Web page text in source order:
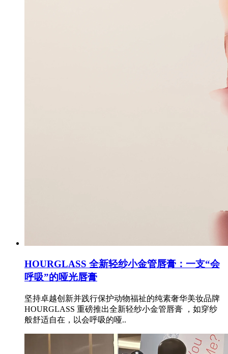
HOURGLASS 全新轻纱小金管唇膏：一支“会
呼吸”的哑光唇膏
坚持卓越创新并践行保护动物福祉的纯素奢华美妆品牌
HOURGLASS 重磅推出全新轻纱小金管唇膏 ，如穿纱
般舒适自在，以会呼吸的哑..